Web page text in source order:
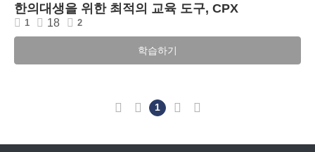
한의대생을 위한 최적의 교육 도구, CPX
1 18 2
학습하기
처음이전1 다음마지막